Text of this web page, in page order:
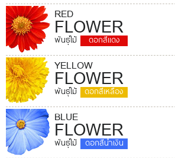
RED
FLOWER
พันธุ์ไม้ ดอกสีแดง
YELLOW
FLOWER
พันธุ์ไม้ ดอกสีเหลือง
BLUE
FLOWER
พันธุ์ไม้ ดอกสีน้ำเงิน